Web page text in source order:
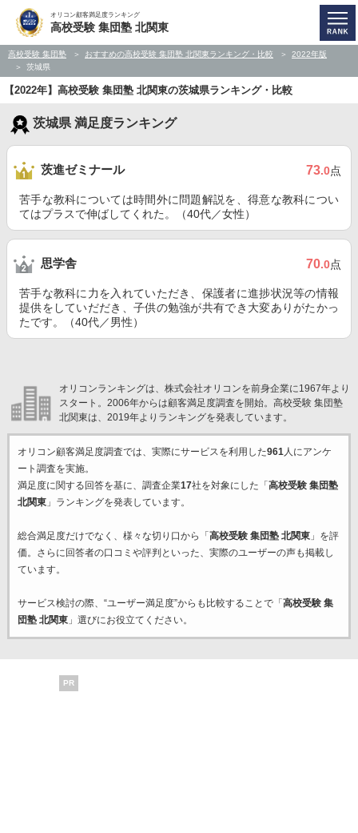
オリコン顧客満足度ランキング
高校受験 集団塾 北関東
高校受験 集団塾 おすすめの高校受験 集団塾 北関東ランキング・比較
2022年版
茨城県
【2022年】高校受験 集団塾 北関東の茨城県ランキング・比較
茨城県 満足度ランキング
茨進ゼミナール 73.0点
苦手な教科については時間外に問題解説を、得意な教科につい
てはプラスで伸ばしてくれた。（40代／女性）
思学舎 70.0点
苦手な教科に力を入れていただき、保護者に進捗状況等の情報
提供をしていだだき、子供の勉強が共有でき大変ありがたかっ
たです。（40代／男性）
オリコンランキングは、株式会社オリコンを前身企業に1967年より
スタート。2006年からは顧客満足度調査を開始。高校受験 集団塾
北関東は、2019年よりランキングを発表しています。
オリコン顧客満足度調査では、実際にサービスを利用した961人にアンケ
ート調査を実施。
満足度に関する回答を基に、調査企業17社を対象にした「 高校受験 集団塾
北関東」ランキングを発表しています。
総合満足度だけでなく、様々な切り口から「 高校受験 集団塾 北関東」を評
価。さらに回答者の口コミや評判といった、実際のユーザーの声も掲載し
ています。
サービス検討の際、“ユーザー満足度”からも比較することで「 高校受験 集
団塾 北関東」選びにお役立てください。
PR